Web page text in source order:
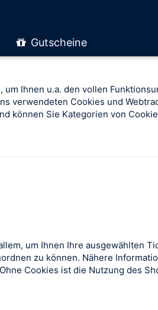
Gutscheine
Ihnen u.a. den vollen
verwendeten Cookies und
können Sie Kategorien von
um Ihnen Ihre ausgewählten
zu können. Nähere
Cookies ist die Nutzung des